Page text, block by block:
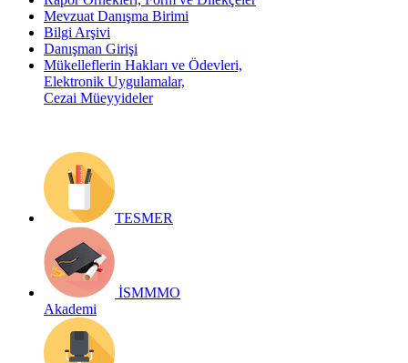
Mevzuat Danışma Birimi
Bilgi Arşivi
Danışman Girişi
Mükelleflerin Hakları ve Ödevleri,
Elektronik Uygulamalar,
Cezai Müeyyideler
TESMER
İSMMMO
Akademi